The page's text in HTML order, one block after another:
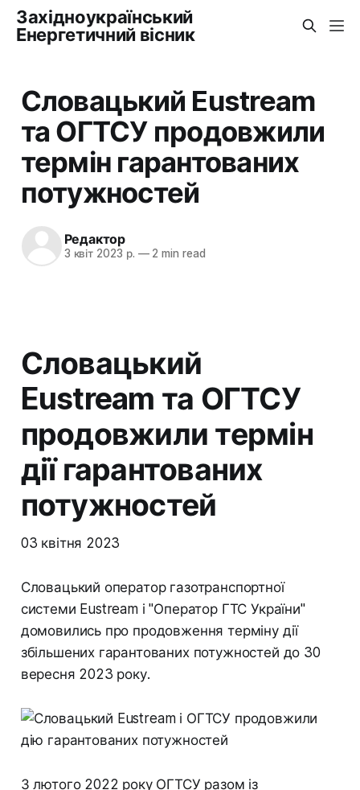
Західноукраїнський
Енергетичний вісник
Словацький Eustream
та ОГТСУ продовжили
термін гарантованих
потужностей
Редактор
3 квіт 2023 р. —2 min read
Словацький
Eustream та ОГТСУ
продовжили термін
дії гарантованих
потужностей
03 квітня 2023
Словацький оператор газотранспортної
системи Eustream і "Оператор ГТС України"
домовились про продовження терміну дії
збільшених гарантованих потужностей до 30
вересня 2023 року.
З лютого 2022 року ОГТСУ разом із